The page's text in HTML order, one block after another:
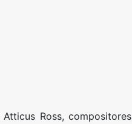
Ross, compositores